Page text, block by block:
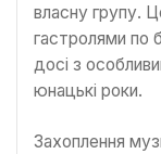
власну групу.
гастролями по
досі з
юнацькі роки.
Захоплення